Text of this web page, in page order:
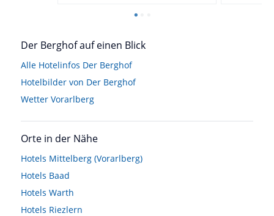
Der Berghof auf einen Blick
Alle Hotelinfos Der Berghof
Hotelbilder von Der Berghof
Wetter Vorarlberg
Orte in der Nähe
Hotels Mittelberg (Vorarlberg)
Hotels Baad
Hotels Warth
Hotels Riezlern